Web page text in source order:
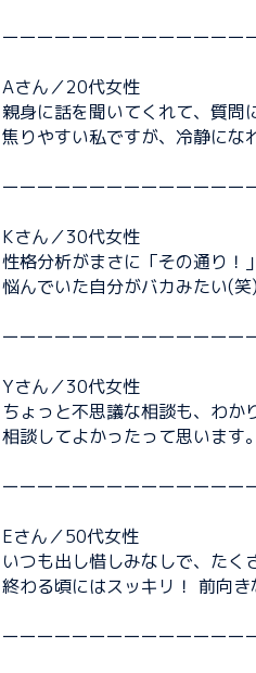
ーーーーーーーーーーーーーー
Aさん／20代女性
親身に話を聞いてくれて、質問
焦りやすい私ですが、冷静にな
ーーーーーーーーーーーーーー
Kさん／30代女性
性格分析がまさに「その通り！
悩んでいた自分がバカみたい(
ーーーーーーーーーーーーーー
Yさん／30代女性
ちょっと不思議な相談も、わか
相談してよかったって思います。
ーーーーーーーーーーーーーー
Eさん／50代女性
いつも出し惜しみなしで、たく
終わる頃にはスッキリ！ 前向き
ーーーーーーーーーーーーーー